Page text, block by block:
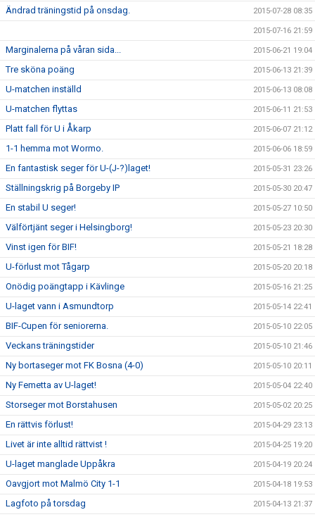
Ändrad träningstid på onsdag. 2015-07-28 08:35
2015-07-16 21:59
Marginalerna på våran sida... 2015-06-21 19:04
Tre sköna poäng 2015-06-13 21:39
U-matchen inställd 2015-06-13 08:08
U-matchen flyttas 2015-06-11 21:53
Platt fall för U i Åkarp 2015-06-07 21:12
1-1 hemma mot Wormo. 2015-06-06 18:59
En fantastisk seger för U-(J-?)laget! 2015-05-31 23:26
Ställningskrig på Borgeby IP 2015-05-30 20:47
En stabil U seger! 2015-05-27 10:50
Välförtjänt seger i Helsingborg! 2015-05-23 20:30
Vinst igen för BIF! 2015-05-21 18:28
U-förlust mot Tågarp 2015-05-20 20:18
Onödig poängtapp i Kävlinge 2015-05-16 21:25
U-laget vann i Asmundtorp 2015-05-14 22:41
BIF-Cupen för seniorerna. 2015-05-10 22:05
Veckans träningstider 2015-05-10 21:46
Ny bortaseger mot FK Bosna (4-0) 2015-05-10 20:11
Ny Femetta av U-laget! 2015-05-04 22:40
Storseger mot Borstahusen 2015-05-02 20:25
En rättvis förlust! 2015-04-29 23:13
Livet är inte alltid rättvist ! 2015-04-25 19:20
U-laget manglade Uppåkra 2015-04-19 20:24
Oavgjort mot Malmö City 1-1 2015-04-18 19:53
Lagfoto på torsdag 2015-04-13 21:37